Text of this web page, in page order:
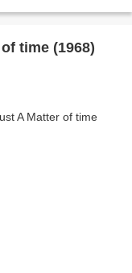
time (1968)